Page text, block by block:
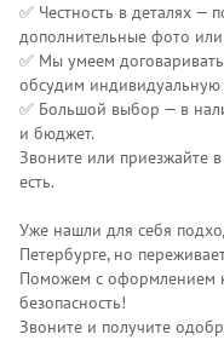
✅ Честность в деталях —
дополнительные фото
✅ Мы умеем
обсудим индивидуальную
✅ Большой выбор — в
и бюджет.
Звоните или приезжайте
есть.
Уже нашли для себя
Петербурге, но
Поможем с оформлением
безопасность!
Звоните и получите